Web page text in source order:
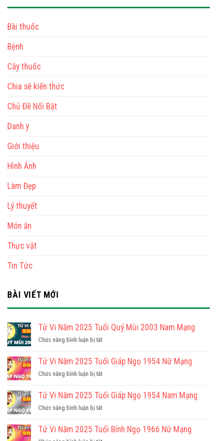
Bài thuốc
Bệnh
Cây thuốc
Chia sẽ kiến thức
Chủ Đề Nổi Bật
Danh y
Giới thiệu
Hình Ảnh
Làm Đẹp
Lý thuyết
Món ăn
Thực vật
Tin Tức
BÀI VIẾT MỚI
Tử Vi Năm 2025 Tuổi Quý Mùi 2003 Nam Mạng
Chức năng bình luận bị tắtở
Vi
Năm
2025
Quý
Mạng
Tử Vi Năm 2025 Tuổi Giáp Ngọ 1954 Nữ Mạng
Chức năng bình luận bị tắtở
Vi
Năm
2025
Giáp
Tử Vi Năm 2025 Tuổi Giáp Ngọ 1954 Nam Mạng
Chức năng bình luận bị tắtở
Vi
Năm
Tử Vi Năm 2025 Tuổi Bính Ngọ 1966 Nữ Mạng